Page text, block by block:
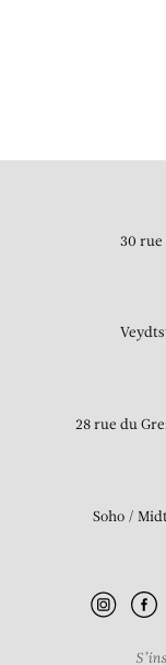
30 rue
28 rue du
Soho /